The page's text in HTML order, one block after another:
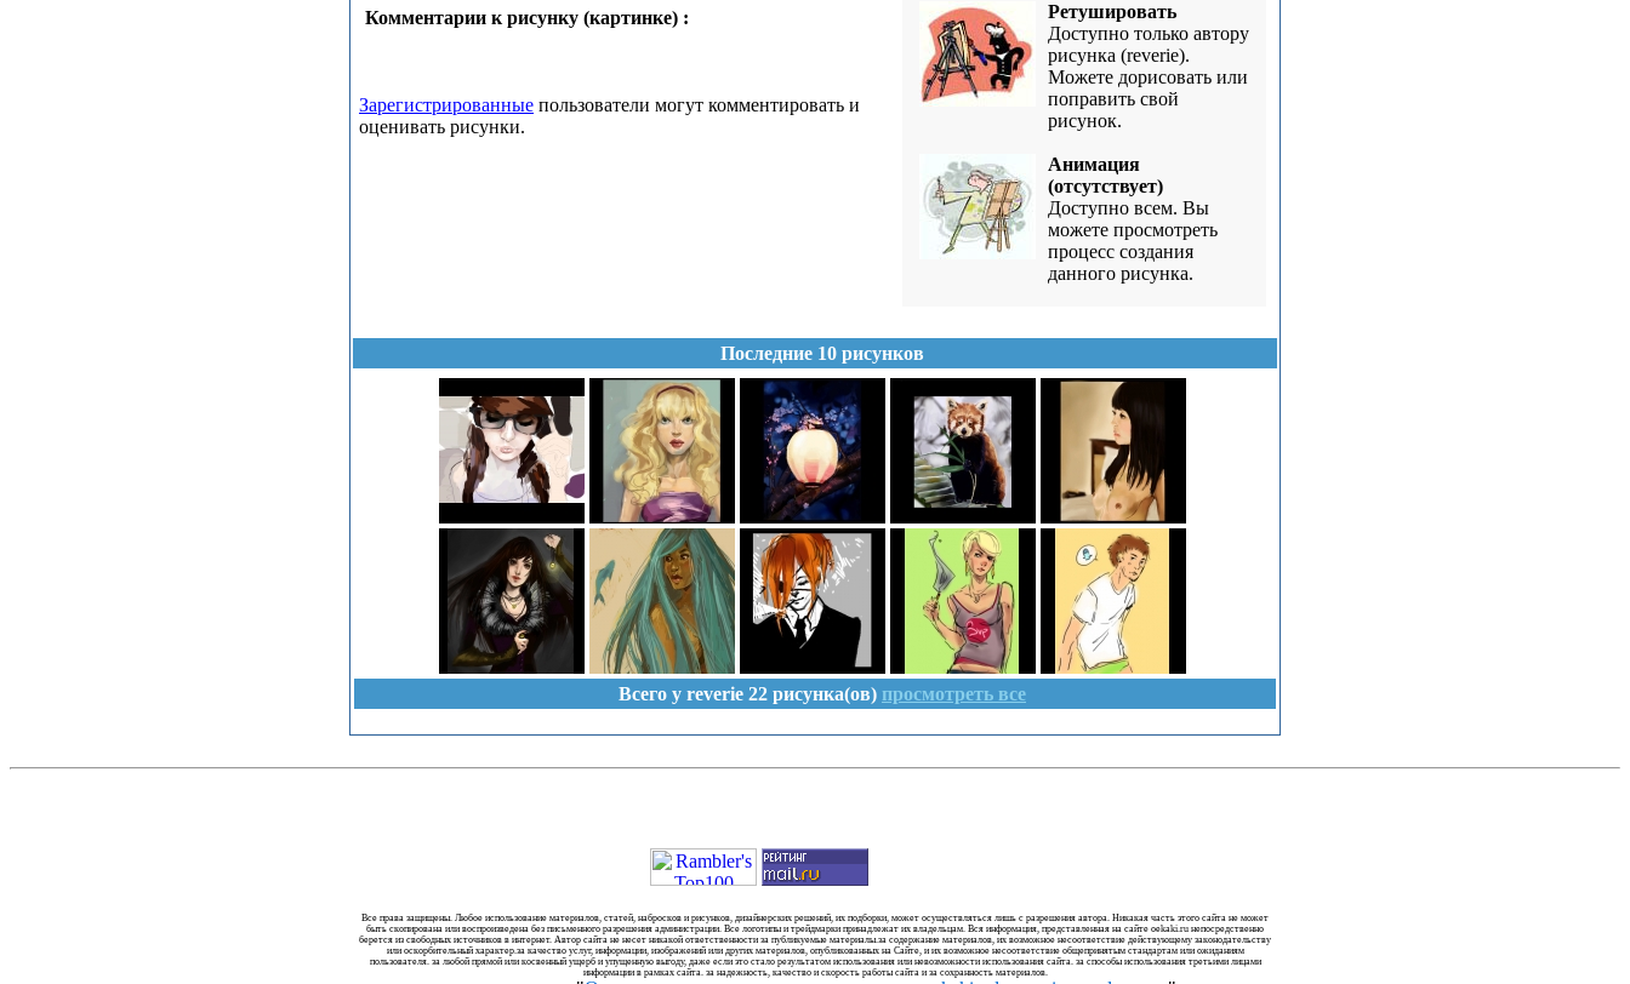
Комментарии к рисунку (картинке) :
Зарегистрированные пользователи могут комментировать и
оценивать рисунки.
Ретушировать
Доступно только автору
рисунка (reverie).
Можете дорисовать или
поправить свой
рисунок.
Анимация
(отсутствует)
Доступно всем. Вы
можете просмотреть
процесс создания
данного рисунка.
Последние 10 рисунков
Всего у reverie 22 рисунка(ов) просмотреть все
Все права защищены. Любое использование материалов, статей, набросков и рисунков, дизайнерских решений, их подборки, может осуществляться лишь с разрешения автора. Никакая часть этого сайта не может
быть скопирована или воспроизведена без письменного разрешения администрации. Все логотипы и трейдмарки принадлежат их владельцам. Вся информация, представленная на сайте oekaki.ru непосредственно
берется из свободных источников в интернет. Автор сайта не несет никакой ответственности за публикуемые материалы.за содержание материалов, их возможное несоответствие действующему законодательству
или оскорбительный характер.за качество услуг, информации, изображений или других материалов, опубликованных на Сайте, и их возможное несоответствие общепринятым стандартам или ожиданиям
пользователя. за любой прямой или косвенный ущерб и упущенную выгоду, даже если это стало результатом использования или невозможности использования сайта. за способы использования третьими лицами
информации в рамках сайта. за надежность, качество и скорость работы сайта и за сохранность материалов.